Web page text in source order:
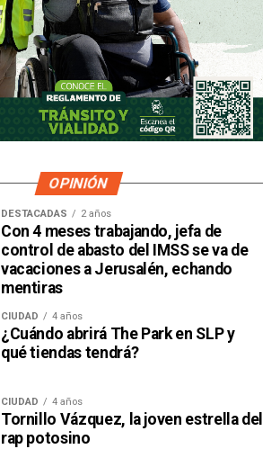
OPINIÓN
DESTACADAS 2 años
Con 4 meses trabajando, jefa de
control de abasto del IMSS se va de
vacaciones a Jerusalén, echando
mentiras
CIUDAD 4 años
¿Cuándo abrirá The Park en SLP y
qué tiendas tendrá?
CIUDAD 4 años
Tornillo Vázquez, la joven estrella del
rap potosino